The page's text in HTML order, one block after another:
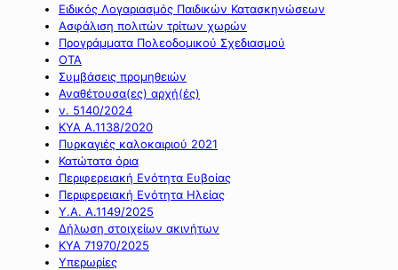
Ειδικός Λογαριασμός Παιδικών Κατασκηνώσεων
Ασφάλιση πολιτών τρίτων χωρών
Προγράμματα Πολεοδομικού Σχεδιασμού
ΟΤΑ
Συμβάσεις προμηθειών
Αναθέτουσα(ες) αρχή(ές)
ν. 5140/2024
ΚΥΑ Α.1138/2020
Πυρκαγιές καλοκαιριού 2021
Κατώτατα όρια
Περιφερειακή Ενότητα Ευβοίας
Περιφερειακή Ενότητα Ηλείας
Υ.Α. Α.1149/2025
Δήλωση στοιχείων ακινήτων
ΚΥΑ 71970/2025
Υπερωρίες